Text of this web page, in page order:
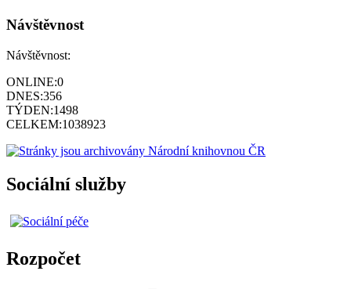
Návštěvnost
Návštěvnost:
ONLINE:0
DNES:356
TÝDEN:1498
CELKEM:1038923
Sociální služby
Rozpočet